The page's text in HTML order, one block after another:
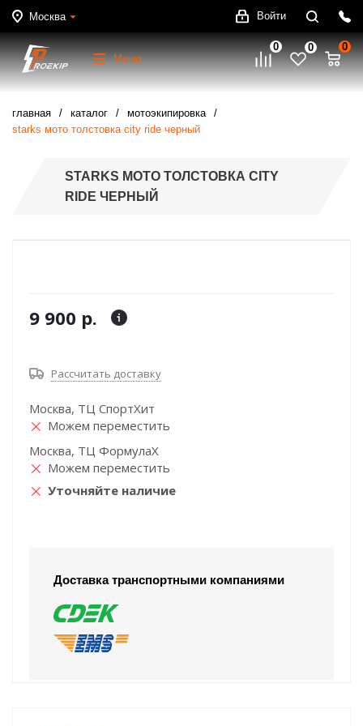
Москва Войти
Меню
0 0 0
главная каталог
мотоэкипировка
starks мото толстовка city ride черный
STARKS МОТО ТОЛСТОВКА CITY
RIDE ЧЕРНЫЙ
9 900 р.
Рассчитать доставку
Москва, ТЦ СпортХит
Можем переместить
Москва, ТЦ ФормулаХ
Можем переместить
Уточняйте наличие
Доставка транспортными компаниями